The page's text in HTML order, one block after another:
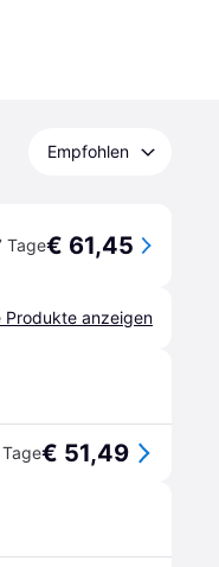
Empfohlen
Tage€ 61,45
anzeigen
€ 51,49